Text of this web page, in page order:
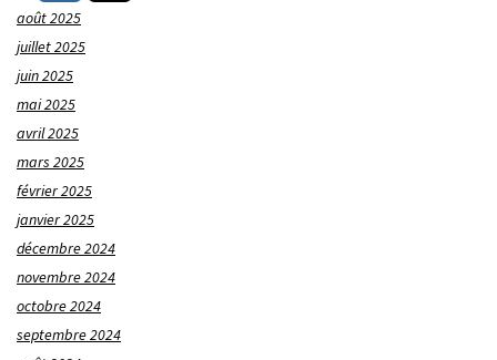
août 2025
juillet 2025
juin 2025
mai 2025
avril 2025
mars 2025
février 2025
janvier 2025
décembre 2024
novembre 2024
octobre 2024
septembre 2024